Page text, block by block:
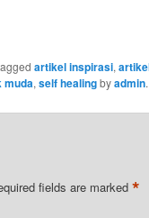
artikel inspirasi,
muda, self healingbyadmin
fields are marked *